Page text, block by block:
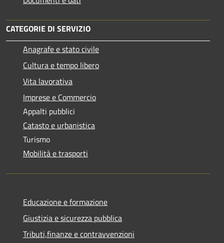
CATEGORIE DI SERVIZIO
Anagrafe e stato civile
Cultura e tempo libero
Vita lavorativa
Imprese e Commercio
Appalti pubblici
Catasto e urbanistica
Turismo
Mobilità e trasporti
Educazione e formazione
Giustizia e sicurezza pubblica
Tributi,finanze e contravvenzioni